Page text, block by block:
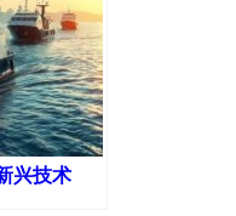
兴技术